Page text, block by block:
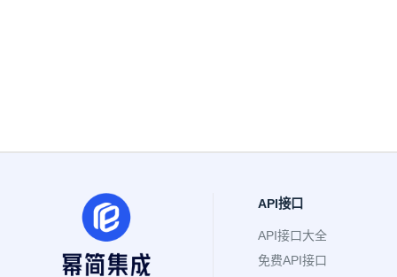
API接口
API接口大全
免费API接口